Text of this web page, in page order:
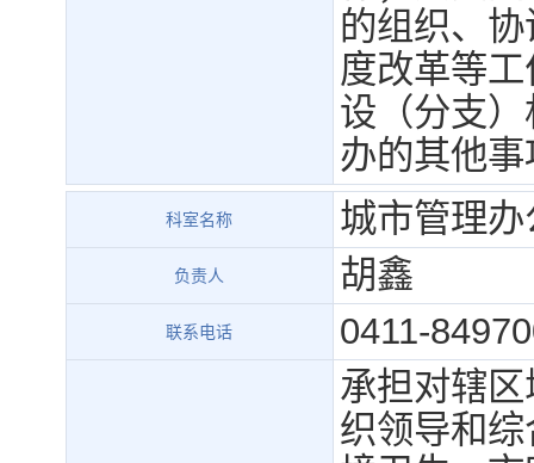
的组织、
度改革等
设（分支
办的其他事
科室名称 城市管理办
负责人 胡鑫
联系电话 0411-
承担对辖
织领导和